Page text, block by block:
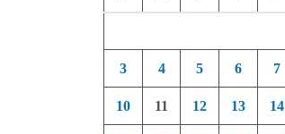
3 4 5 6 7
10 11 12 13 14